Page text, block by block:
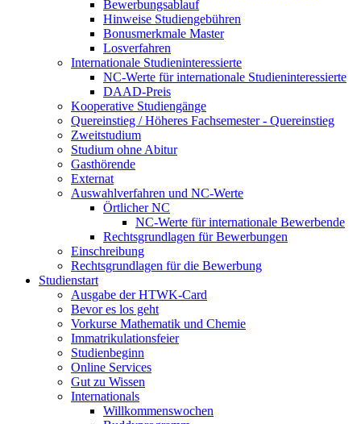
Bewerbungsablauf
Hinweise Studiengebühren
Bonusmerkmale Master
Losverfahren
Internationale Studieninteressierte
NC-Werte für internationale Studieninteressierte
DAAD-Preis
Kooperative Studiengänge
Quereinstieg / Höheres Fachsemester - Quereinstieg
Zweitstudium
Studium ohne Abitur
Gasthörende
Externat
Auswahlverfahren und NC-Werte
Örtlicher NC
NC-Werte für internationale Bewerbende
Rechtsgrundlagen für Bewerbungen
Einschreibung
Rechtsgrundlagen für die Bewerbung
Studienstart
Ausgabe der HTWK-Card
Bevor es los geht
Vorkurse Mathematik und Chemie
Immatrikulationsfeier
Studienbeginn
Online Services
Gut zu Wissen
Internationals
Willkommenswochen